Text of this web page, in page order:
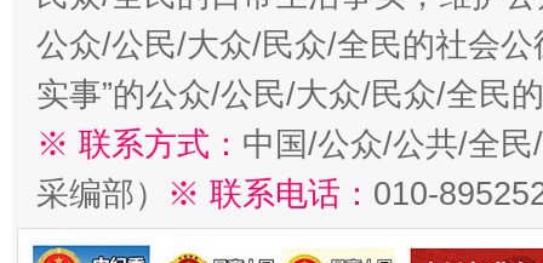
公众/公民/大众/民众/全民的社会公
实事”的公众/公民/大众/民众/全民
※ 联系方式： 中国/公众/公共/全
采编部） ※ 联系电话： 010-